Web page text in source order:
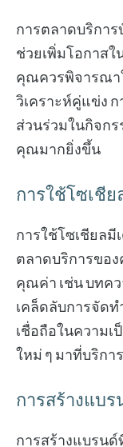
การตลาดบริกา
ช่วยเพิ่มโอกาสใ
คุณควรพิจารณา
วิเคราะห์คู่แข่ง
ส่วนร่วมในกิจก
คุณมากยิ่งขึ้น
การใช้โซเชีย
การใช้โซเชียลมี
ตลาดบริการขอ
คุณค่า เช่น บทคว
เคล็ดลับการจัดท
เชื่อถือในความ
ใหม่ ๆ มาที่บริก
การสร้างแบ
การสร้างแบรน